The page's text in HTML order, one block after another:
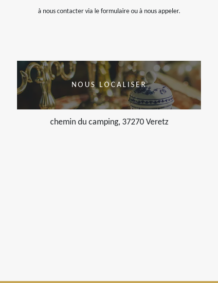
à nous contacter via le formulaire ou à nous appeler.
NOUS LOCALISER
chemin du camping, 37270 Veretz